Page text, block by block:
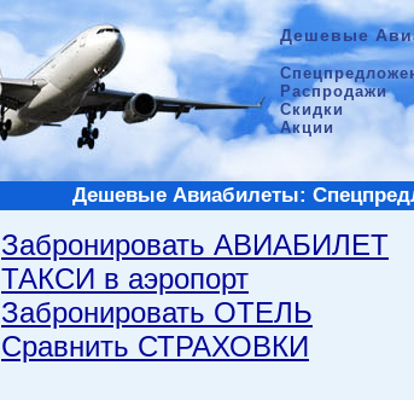
Дешевые
Распродажи
Скидки
Акции
Дешевые Авиабилеты:
Забронировать АВИАБИЛЕТ
ТАКСИ в аэропорт
Забронировать ОТЕЛЬ
Сравнить СТРАХОВКИ